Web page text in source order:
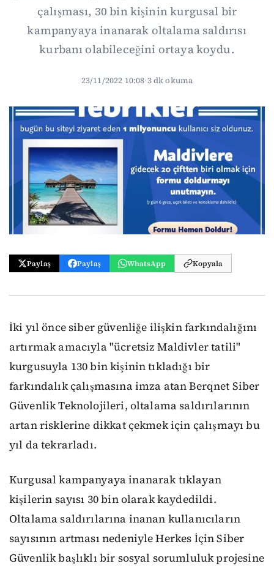
çalışması, 30 bin kişinin kurgusal bir
kampanyaya inanarak oltalama saldırısı
kurbanı olabileceğini ortaya koydu.
23/11/2022 10:08·3 dk okuma
Paylaş Paylaş WhatsApp Kopyala
İki yıl önce siber güvenliğe ilişkin farkındalığını
artırmak amacıyla "ücretsiz Maldivler tatili"
kurgusuyla 130 bin kişinin tıkladığı bir
farkındalık çalışmasına imza atan Berqnet Siber
Güvenlik Teknolojileri, oltalama saldırılarının
artan risklerine dikkat çekmek için çalışmayı bu
yıl da tekrarladı.
Kurgusal kampanyaya inanarak tıklayan
kişilerin sayısı 30 bin olarak kaydedildi.
Oltalama saldırılarına inanan kullanıcıların
sayısının artması nedeniyle Herkes İçin Siber
Güvenlik başlıklı bir sosyal sorumluluk projesine